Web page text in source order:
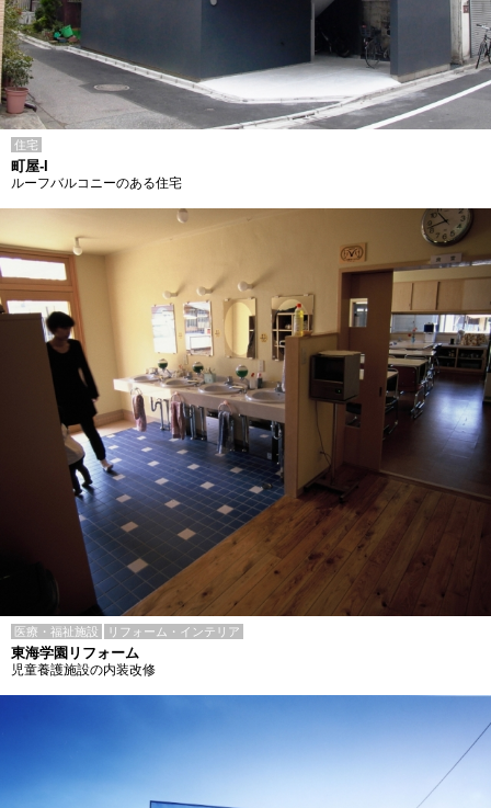
住宅
町屋-I
ルーフバルコニーのある住宅
医療・福祉施設 リフォーム・インテリア
東海学園リフォーム
児童養護施設の内装改修